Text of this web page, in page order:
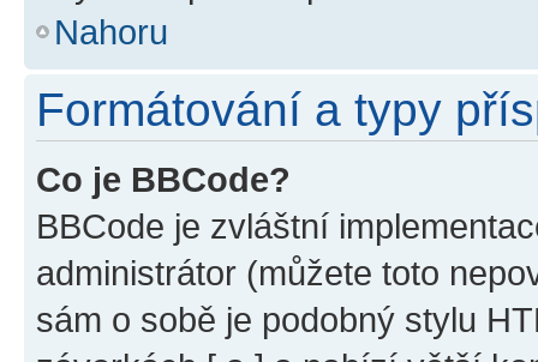
Nahoru
Formátování a typy
Co je BBCode?
BBCode je zvláštní
administrátor (můžete toto
sám o sobě je podobný stylu